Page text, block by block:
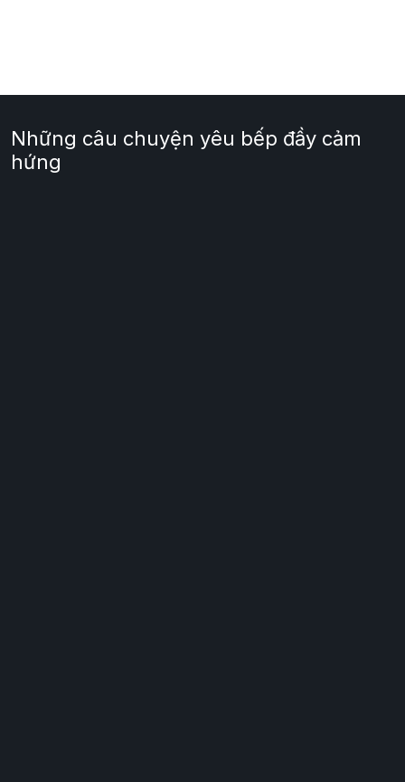
Những câu chuyện yêu bếp đầy cảm
hứng